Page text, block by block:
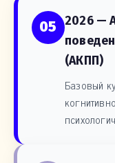
05
2026 —
(АКПП)
Базовый